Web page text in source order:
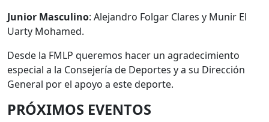
Junior Masculino: Alejandro Folgar Clares y Munir El
Uarty Mohamed.
Desde la FMLP queremos hacer un agradecimiento
especial a la Consejería de Deportes y a su Dirección
General por el apoyo a este deporte.
PRÓXIMOS EVENTOS